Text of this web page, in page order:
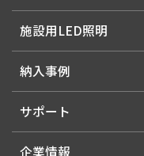
施設用LED照明
納入事例
サポート
企業情報